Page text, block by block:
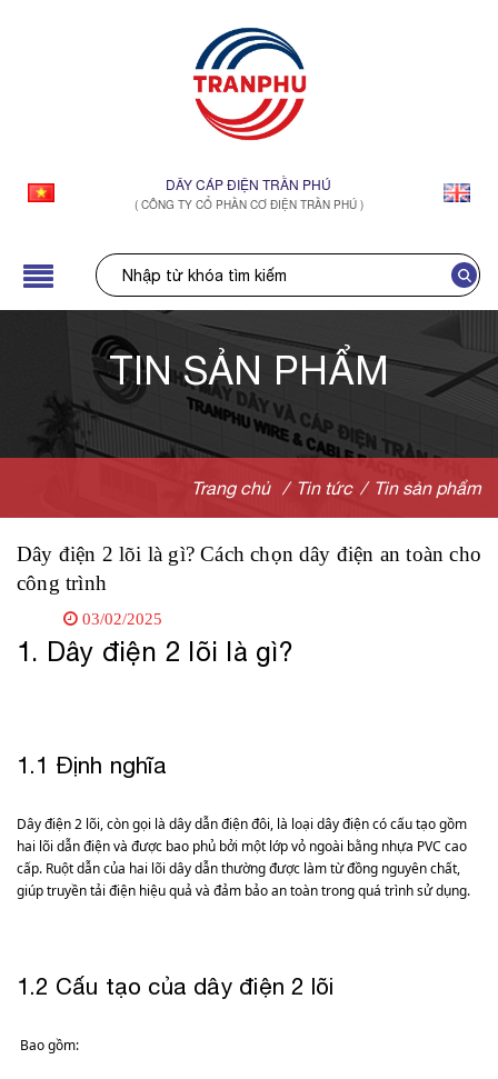
DÂY CÁP ĐIỆN TRẦN PHÚ
( CÔNG TY CỔ PHẦN CƠ ĐIỆN TRẦN PHÚ )
TIN SẢN PHẨM
Trang chủ / Tin tức / Tin sản phẩm
Dây điện 2 lõi là gì? Cách chọn dây điện an toàn cho
công trình
03/02/2025
1. Dây điện 2 lõi là gì?
1.1 Định nghĩa
Dây điện 2 lõi, còn gọi là dây dẫn điện đôi, là loại dây điện có cấu tạo gồm
hai lõi dẫn điện và được bao phủ bởi một lớp vỏ ngoài bằng nhựa PVC cao
cấp. Ruột dẫn của hai lõi dây dẫn thường được làm từ đồng nguyên chất,
giúp truyền tải điện hiệu quả và đảm bảo an toàn trong quá trình sử dụng.
1.2 Cấu tạo của dây điện 2 lõi
Bao gồm: